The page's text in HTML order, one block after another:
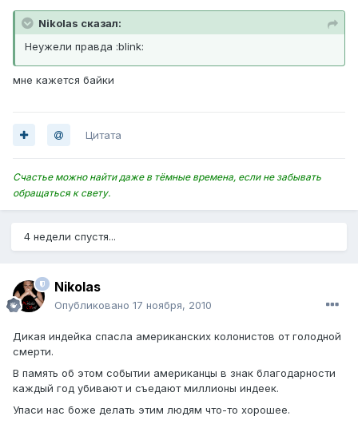
Nikolas сказал:
Неужели правда :blink:
мне кажется байки
Цитата
Счастье можно найти даже в тёмные времена, если не забывать
обращаться к свету.
4 недели спустя...
Nikolas
Опубликовано 17 ноября, 2010
Дикая индейка спасла американских колонистов от голодной
смерти.
В память об этом событии американцы в знак благодарности
каждый год убивают и съедают миллионы индеек.
Упаси нас боже делать этим людям что-то хорошее.